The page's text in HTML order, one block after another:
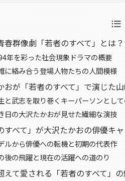
春群像劇「若者のすべて」とは？
年を彩った社会現象ドラマの概要
に絡み合う登場人物たちの人間模様
おが「若者のすべて」で演じた
と武志を取り巻くキーパーソンとし
日の大沢たかおが見せた繊細な演技
すべて」が大沢たかおの俳優キ
ルから俳優への転機と初期の代表作
後の飛躍と現在の活躍への道のり
えて愛される「若者のすべて」